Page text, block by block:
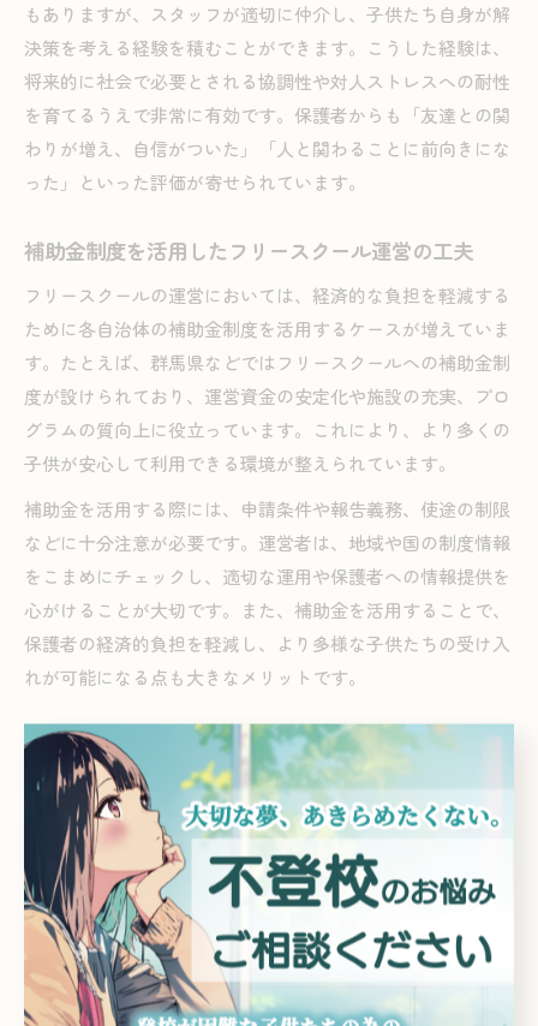
もありますが、スタッフが適切に仲介し、子供たち自身が解
決策を考える経験を積むことができます。こうした経験は、
将来的に社会で必要とされる協調性や対人ストレスへの耐性
を育てるうえで非常に有効です。保護者からも「友達との関
わりが増え、自信がついた」「人と関わることに前向きにな
った」といった評価が寄せられています。
補助金制度を活用したフリースクール運営の工夫
フリースクールの運営においては、経済的な負担を軽減する
ために各自治体の補助金制度を活用するケースが増えていま
す。たとえば、群馬県などではフリースクールへの補助金制
度が設けられており、運営資金の安定化や施設の充実、プロ
グラムの質向上に役立っています。これにより、より多くの
子供が安心して利用できる環境が整えられています。
補助金を活用する際には、申請条件や報告義務、使途の制限
などに十分注意が必要です。運営者は、地域や国の制度情報
をこまめにチェックし、適切な運用や保護者への情報提供を
心がけることが大切です。また、補助金を活用することで、
保護者の経済的負担を軽減し、より多様な子供たちの受け入
れが可能になる点も大きなメリットです。
子供の社会的自立を支える新しい
学びの場とは
フリースクールが子供の社会性を伸ばす理由
フリースクールでは、子供一人ひとりの個性や成長のペース